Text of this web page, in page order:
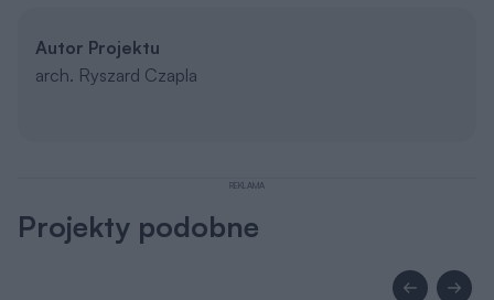
Autor Projektu
arch. Ryszard Czapla
REKLAMA
Projekty podobne